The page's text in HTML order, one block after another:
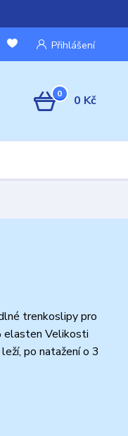
Přihlášení
0 0 Kč
trenkoslipy pro
elasten Velikosti
po natažení o 3